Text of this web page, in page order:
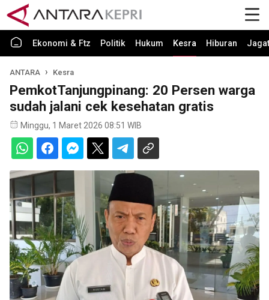
Ekonomi & Ftz Politik Hukum Kesra Hiburan Jagat
ANTARA Kesra
PemkotTanjungpinang: 20 Persen warga
sudah jalani cek kesehatan gratis
Minggu, 1 Maret 2026 08:51 WIB